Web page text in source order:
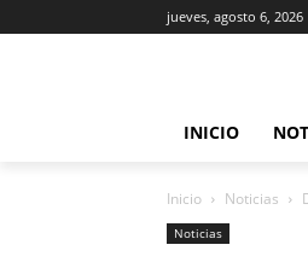
jueves, agosto 6, 2026
INICIO
Inicio Noticias
Noticias